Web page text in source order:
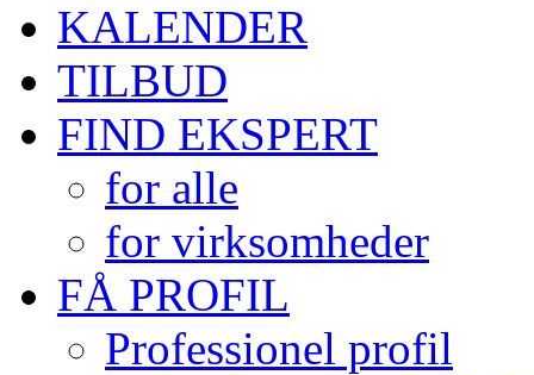
KALENDER
TILBUD
FIND EKSPERT
for alle
for virksomheder
FÅ PROFIL
Professionel profil